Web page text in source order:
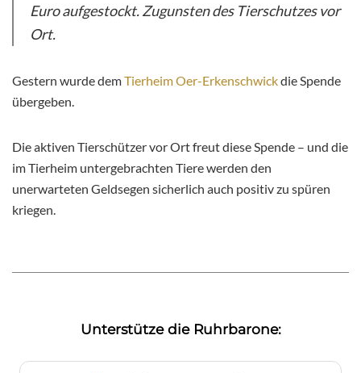
Euro aufgestockt. Zugunsten des Tierschutzes vor
Ort.
Gestern wurde demTierheim Oer-Erkenschwickdie Spende
übergeben.
Die aktiven Tierschützer vor Ort freut diese Spende – und die
im Tierheim untergebrachten Tiere werden den
unerwarteten Geldsegen sicherlich auch positiv zu spüren
kriegen.
Unterstütze die Ruhrbarone: